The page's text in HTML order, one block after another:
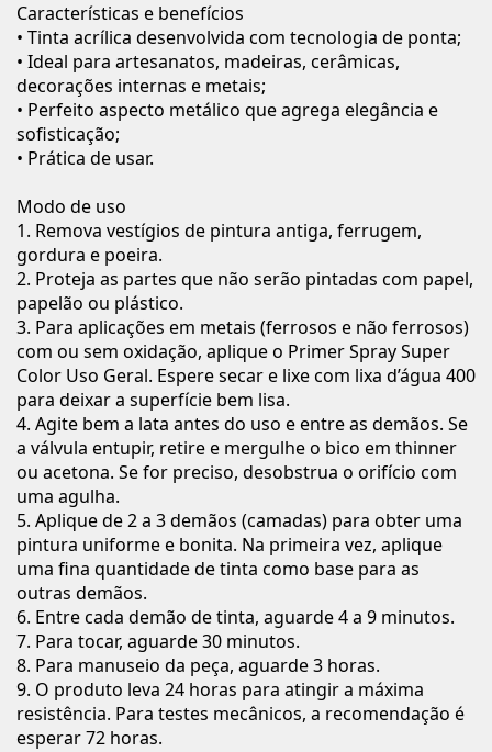
Características e benefícios
• Tinta acrílica desenvolvida com tecnologia de ponta;
• Ideal para artesanatos, madeiras, cerâmicas,
decorações internas e metais;
• Perfeito aspecto metálico que agrega elegância e
sofisticação;
• Prática de usar.
Modo de uso
1. Remova vestígios de pintura antiga, ferrugem,
gordura e poeira.
2. Proteja as partes que não serão pintadas com papel,
papelão ou plástico.
3. Para aplicações em metais (ferrosos e não ferrosos)
com ou sem oxidação, aplique o Primer Spray Super
Color Uso Geral. Espere secar e lixe com lixa d’água 400
para deixar a superfície bem lisa.
4. Agite bem a lata antes do uso e entre as demãos. Se
a válvula entupir, retire e mergulhe o bico em thinner
ou acetona. Se for preciso, desobstrua o orifício com
uma agulha.
5. Aplique de 2 a 3 demãos (camadas) para obter uma
pintura uniforme e bonita. Na primeira vez, aplique
uma fina quantidade de tinta como base para as
outras demãos.
6. Entre cada demão de tinta, aguarde 4 a 9 minutos.
7. Para tocar, aguarde 30 minutos.
8. Para manuseio da peça, aguarde 3 horas.
9. O produto leva 24 horas para atingir a máxima
resistência. Para testes mecânicos, a recomendação é
esperar 72 horas.